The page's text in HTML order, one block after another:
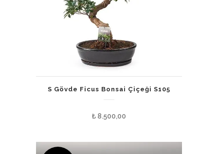
S Gövde Ficus Bonsai Çiçeği S105
₺ 8.500,00